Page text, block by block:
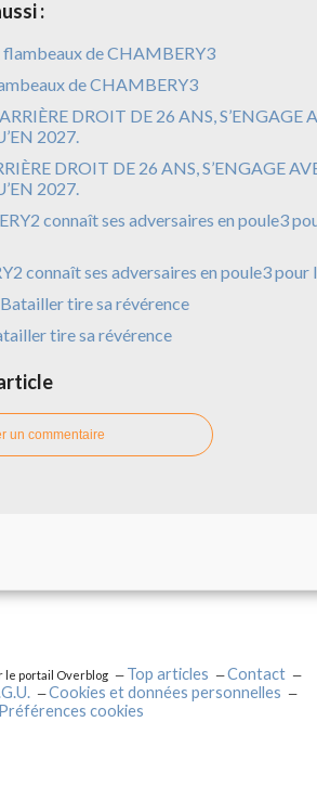
:
de CHAMBERY3
DROIT DE 26 ANS, S’ENGAGE
2027.
connaît ses adversaires en poule3 pour
tire sa révérence
un commentaire
le portail Overblog Top articles
Contact
Cookies et données personnelles
Préférences cookies